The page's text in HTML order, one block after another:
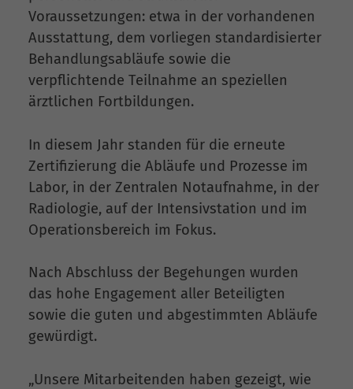
Voraussetzungen: etwa in der vorhandenen
Ausstattung, dem vorliegen standardisierter
Behandlungsabläufe sowie die
verpflichtende Teilnahme an speziellen
ärztlichen Fortbildungen.
In diesem Jahr standen für die erneute
Zertifizierung die Abläufe und Prozesse im
Labor, in der Zentralen Notaufnahme, in der
Radiologie, auf der Intensivstation und im
Operationsbereich im Fokus.
Nach Abschluss der Begehungen wurden
das hohe Engagement aller Beteiligten
sowie die guten und abgestimmten Abläufe
gewürdigt.
„Unsere Mitarbeitenden haben gezeigt, wie